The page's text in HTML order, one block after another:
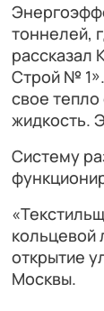
тоннелей,
рассказал
Строй №
свое
жидкость.
Систему
кольцевой
открытие
Москвы.